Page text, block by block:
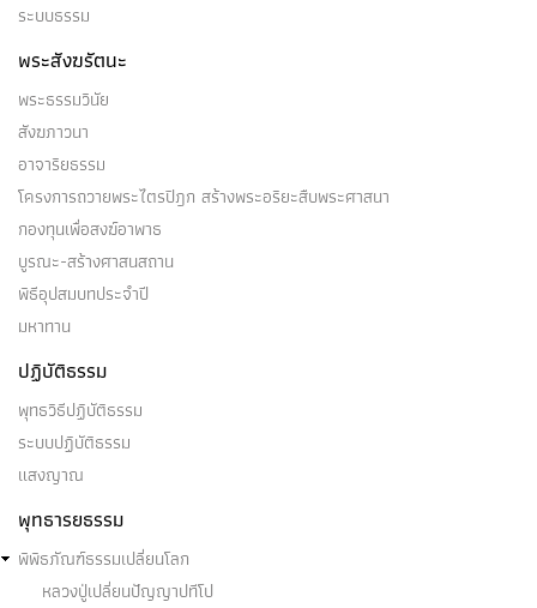
ระบบธรรม
พระสังฆรัตนะ
พระธรรมวินัย
สังฆภาวนา
อาจาริยธรรม
โครงการถวายพระไตรปิฎก สร้างพระอริยะสืบพระศาสนา
กองทุนเพื่อสงฆ์อาพาธ
บูรณะ-สร้างศาสนสถาน
พิธีอุปสมบทประจำปี
มหาทาน
ปฏิบัติธรรม
พุทธวิธีปฏิบัติธรรม
ระบบปฏิบัติธรรม
แสงญาณ
พุทธารยธรรม
พิพิธภัณฑ์ธรรมเปลี่ยนโลก
หลวงปู่เปลี่ยนปัญญาปทีโป